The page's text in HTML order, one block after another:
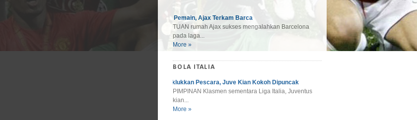
10 Pemain, Ajax Terkam Barca
TUAN rumah Ajax sukses mengalahkan Barcelona
pada laga...
More »
BOLA ITALIA
Taklukkan Pescara, Juve Kian Kokoh Dipuncak
PIMPINAN Klasmen sementara Liga Italia, Juventus
kian...
More »